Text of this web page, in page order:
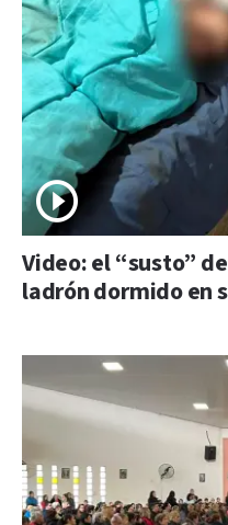
Video: el “susto”
ladrón dormido en